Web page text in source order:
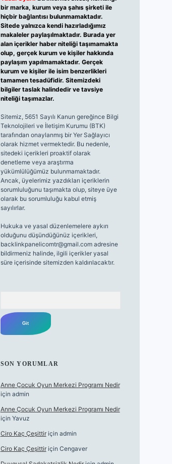
bir marka, kurum veya şahıs şirketi ile
hiçbir bağlantısı bulunmamaktadır.
Sitede yalnızca kendi hazırladığımız
makaleler paylaşılmaktadır. Burada yer
alan içerikler haber niteliği taşımamakta
olup, gerçek kurum ve kişiler hakkında
paylaşım yapılmamaktadır. Gerçek
kurum ve kişiler ile isim benzerlikleri
tamamen tesadüfidir. Sitemizdeki
bilgiler taslak halindedir ve tavsiye
niteliği taşımazlar.
Sitemiz, 5651 Sayılı Kanun gereğince Bilgi
Teknolojileri ve İletişim Kurumu (BTK)
tarafından onaylanmış bir Yer Sağlayıcı
olarak hizmet vermektedir. Bu nedenle,
sitedeki içerikleri proaktif olarak
denetleme veya araştırma
yükümlülüğümüz bulunmamaktadır.
Ancak, üyelerimiz yazdıkları içeriklerin
sorumluluğunu taşımakta olup, siteye üye
olarak bu sorumluluğu kabul etmiş
sayılırlar.
Hukuka ve yasal düzenlemelere aykırı
olduğunu düşündüğünüz içerikleri,
backlinkpanelicomtr@gmail.comadresine
bildirmeniz halinde, ilgili içerikler yasal
süre içerisinde sitemizden kaldırılacaktır.
SON YORUMLAR
Anne Çocuk Oyun Merkezi Programı Nedir
için admin
Anne Çocuk Oyun Merkezi Programı Nedir
için Yavuz
Ciro Kaç Çeşittiriçin admin
Ciro Kaç Çeşittiriçin Cengaver